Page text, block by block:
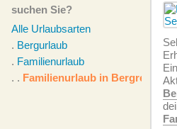
suchen Sie?
Alle Urlaubsarten
. Bergurlaub
. Familienurlaub
. . Familienurlaub in Bergregion